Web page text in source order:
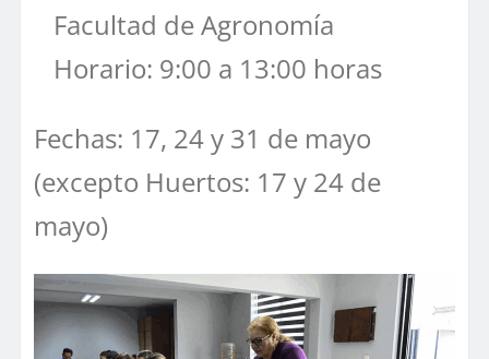
Facultad de Agronomía
Horario: 9:00 a 13:00 horas
Fechas: 17, 24 y 31 de mayo
(excepto Huertos: 17 y 24 de
mayo)